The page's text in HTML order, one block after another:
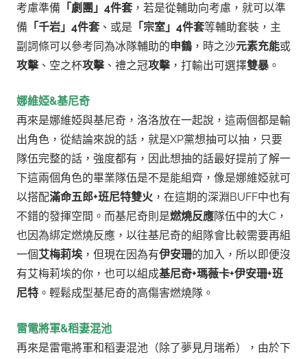
考慮準備 「劇團」4件套 ， 若是從輔助向考慮，就可以準
備 「千岩」4件套 、或是 「宗室」4件套等輔助套裝， 主
副詞條可以參考同為冰隊輔助的申鶴 ，時之沙元素充能或
攻擊、空之杯攻擊、禮之冠攻擊，打輸出可選擇雙暴。
娜維婭&基尼奇
再來是娜維婭與基尼奇，洛洛放在一起說，這兩個都是輸
出角色，從結論來說的話，就是XP黨想抽可以抽，只要
隊伍完整的話，強度都有，因此想抽的話最好提前了解一
下這兩個角色的畢業隊伍是不是能組齊，像是娜維婭就可
以搭配滿命五郎+班尼特雙火 ，在這期的深淵BUFF中也有
不錯的發揮空間。 而基尼奇則是燃燒反應隊伍中的大C，
也因為綁定燃燒反應，以往基尼奇的組隊會比較需要再組
一個艾梅莉埃 ，但現在因為有伊安珊的加入，所以即便沒
有艾梅莉埃的你，也可以組成基尼奇+瑪薇卡+伊安珊+班
尼特 。輕鬆成型基尼奇的高傷害燃燒隊。
雷電將軍&稻妻混池
再來是雷電將軍和稻妻混池（除了夢見月瑞希），由於下